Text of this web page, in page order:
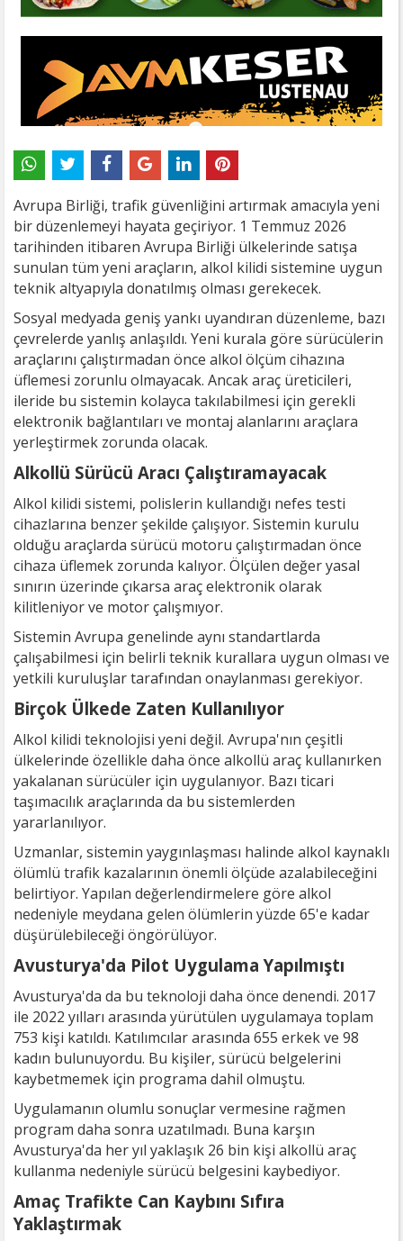
Avrupa Birliği, trafik güvenliğini artırmak amacıyla yeni
bir düzenlemeyi hayata geçiriyor. 1 Temmuz 2026
tarihinden itibaren Avrupa Birliği ülkelerinde satışa
sunulan tüm yeni araçların, alkol kilidi sistemine uygun
teknik altyapıyla donatılmış olması gerekecek.
Sosyal medyada geniş yankı uyandıran düzenleme, bazı
çevrelerde yanlış anlaşıldı. Yeni kurala göre sürücülerin
araçlarını çalıştırmadan önce alkol ölçüm cihazına
üflemesi zorunlu olmayacak. Ancak araç üreticileri,
ileride bu sistemin kolayca takılabilmesi için gerekli
elektronik bağlantıları ve montaj alanlarını araçlara
yerleştirmek zorunda olacak.
Alkollü Sürücü Aracı Çalıştıramayacak
Alkol kilidi sistemi, polislerin kullandığı nefes testi
cihazlarına benzer şekilde çalışıyor. Sistemin kurulu
olduğu araçlarda sürücü motoru çalıştırmadan önce
cihaza üflemek zorunda kalıyor. Ölçülen değer yasal
sınırın üzerinde çıkarsa araç elektronik olarak
kilitleniyor ve motor çalışmıyor.
Sistemin Avrupa genelinde aynı standartlarda
çalışabilmesi için belirli teknik kurallara uygun olması ve
yetkili kuruluşlar tarafından onaylanması gerekiyor.
Birçok Ülkede Zaten Kullanılıyor
Alkol kilidi teknolojisi yeni değil. Avrupa'nın çeşitli
ülkelerinde özellikle daha önce alkollü araç kullanırken
yakalanan sürücüler için uygulanıyor. Bazı ticari
taşımacılık araçlarında da bu sistemlerden
yararlanılıyor.
Uzmanlar, sistemin yaygınlaşması halinde alkol kaynaklı
ölümlü trafik kazalarının önemli ölçüde azalabileceğini
belirtiyor. Yapılan değerlendirmelere göre alkol
nedeniyle meydana gelen ölümlerin yüzde 65'e kadar
düşürülebileceği öngörülüyor.
Avusturya'da Pilot Uygulama Yapılmıştı
Avusturya'da da bu teknoloji daha önce denendi. 2017
ile 2022 yılları arasında yürütülen uygulamaya toplam
753 kişi katıldı. Katılımcılar arasında 655 erkek ve 98
kadın bulunuyordu. Bu kişiler, sürücü belgelerini
kaybetmemek için programa dahil olmuştu.
Uygulamanın olumlu sonuçlar vermesine rağmen
program daha sonra uzatılmadı. Buna karşın
Avusturya'da her yıl yaklaşık 26 bin kişi alkollü araç
kullanma nedeniyle sürücü belgesini kaybediyor.
Amaç Trafikte Can Kaybını Sıfıra
Yaklaştırmak